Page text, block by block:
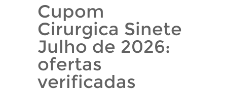
Cupom
Cirurgica Sinete
Julho de 2026:
ofertas
verificadas